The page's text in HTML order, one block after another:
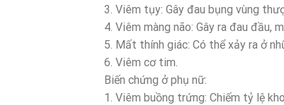
3. Viêm tụy: Gây đau bụng vùng
4. Viêm màng não: Gây ra đau đầu,
5. Mất thính giác: Có thể xảy ra ở
6. Viêm cơ tim.
Biến chứng ở phụ nữ:
1. Viêm buồng trứng: Chiếm tỷ lệ